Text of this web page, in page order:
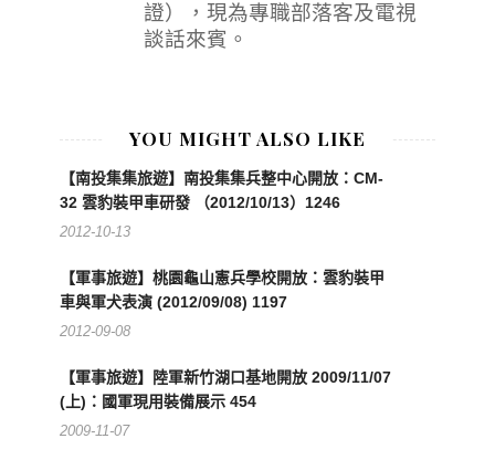
證），現為專職部落客及電視
談話來賓。
YOU MIGHT ALSO LIKE
【南投集集旅遊】南投集集兵整中心開放：CM-
32 雲豹裝甲車研發 （2012/10/13）1246
2012-10-13
【軍事旅遊】桃園龜山憲兵學校開放：雲豹裝甲
車與軍犬表演 (2012/09/08) 1197
2012-09-08
【軍事旅遊】陸軍新竹湖口基地開放 2009/11/07
(上)：國軍現用裝備展示 454
2009-11-07